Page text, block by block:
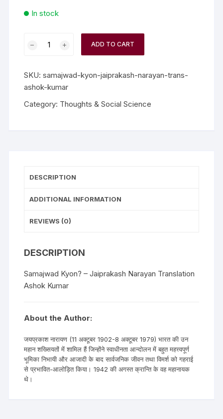
In stock
ADD TO CART
SKU:samajwad-kyon-jaiprakash-narayan-trans-
ashok-kumar
Category: Thoughts & Social Science
DESCRIPTION
ADDITIONAL INFORMATION
REVIEWS (0)
DESCRIPTION
Samajwad Kyon? – Jaiprakash Narayan Translation
Ashok Kumar
About the Author:
जयप्रकाश नारायण (11 अक्टूबर 1902-8 अक्टूबर 1979) भारत की उन
महान शख्सियतों में शामिल हैं जिन्होंने स्वाधीनता आन्दोलन में बहुत महत्त्वपूर्ण
भूमिका निभायी और आजादी के बाद सार्वजनिक जीवन तथा विमर्श को गहराई
से प्रभावित-आलोड़ित किया। 1942 की अगस्त क्रान्ति के वह महानायक
थे।